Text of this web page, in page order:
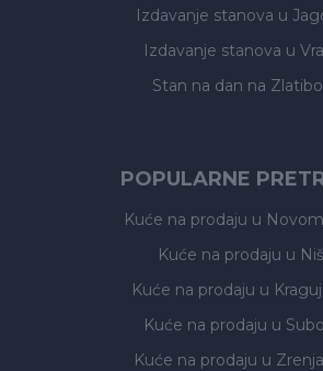
Izdavanje stanova u
Izdavanje stanova u
Stan na dan na
POPULARNE
Kuće na prodaju u
Kuće na prodaju u
Kuće na prodaju u
Kuće na prodaju u
Kuće na prodaju u